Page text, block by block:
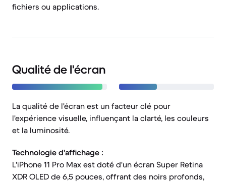
fichiers ou applications.
Qualité de l'écran
La qualité de l'écran est un facteur clé pour
l'expérience visuelle, influençant la clarté, les couleurs
et la luminosité.
Technologie d'affichage :
L'iPhone 11 Pro Max est doté d'un écran Super Retina
XDR OLED de 6,5 pouces, offrant des noirs profonds,